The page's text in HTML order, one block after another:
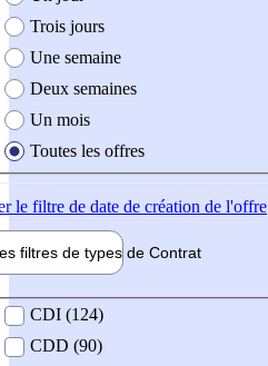
Trois jours
Une semaine
Deux semaines
Un mois
Toutes les offres
le filtre de date de création de l'offre
filtres de types de Contrat
contrat
CDI (124)
CDD (90)